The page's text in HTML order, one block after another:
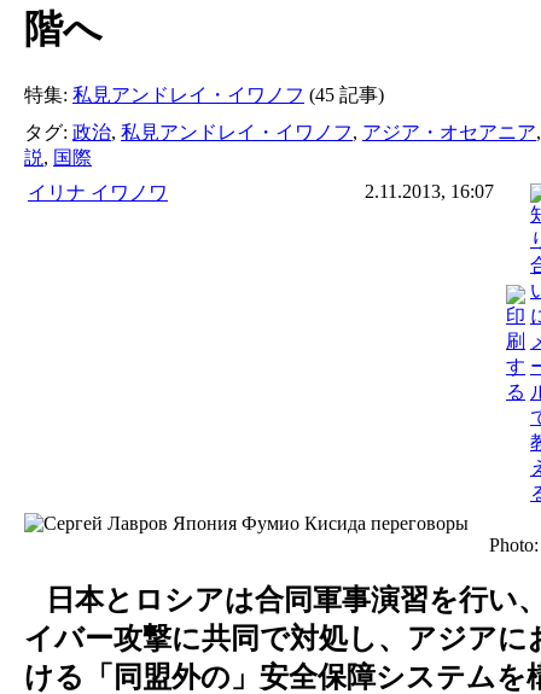
階へ
特集: 私見アンドレイ・イワノフ (45 記事)
タグ: 政治, 私見アンドレイ・イワノフ, アジア・オセアニア
説, 国際
イリナ イワノワ
2.11.2013, 16:07
日本とロシアは合同軍事演習を行い
イバー攻撃に共同で対処し、アジアに
ける「同盟外の」安全保障システムを